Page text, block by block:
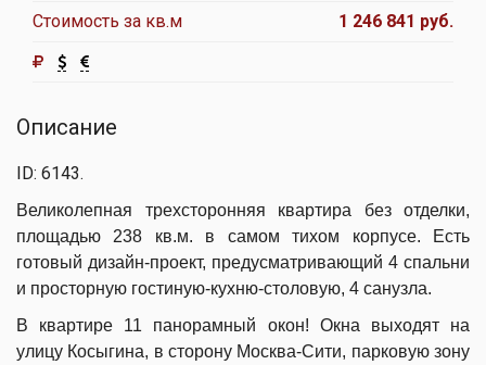
Стоимость за кв.м
1 246 841 руб.
Описание
ID: 6143.
Великолепная трехсторонняя квартира без отделки,
площадью 238 кв.м. в самом тихом корпусе. Есть
готовый дизайн-проект, предусматривающий 4 спальни
и просторную гостиную-кухню-столовую, 4 санузла.
В квартире 11 панорамный окон! Окна выходят на
улицу Косыгина, в сторону Москва-Сити, парковую зону